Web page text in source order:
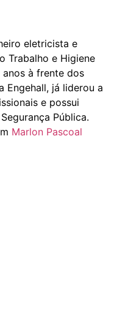
eletricista e
Trabalho e Higiene
anos à frente dos
Engehall, já liderou a
e possui
Pública.
Marlon Pascoal